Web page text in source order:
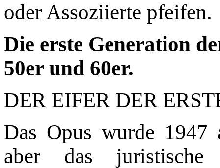
oder Assoziierte pfeifen.
Die erste Generation
50er und 60er.
DER EIFER DER
Das Opus wurde 1947
aber das juristische